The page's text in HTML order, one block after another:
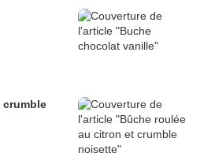
crumble